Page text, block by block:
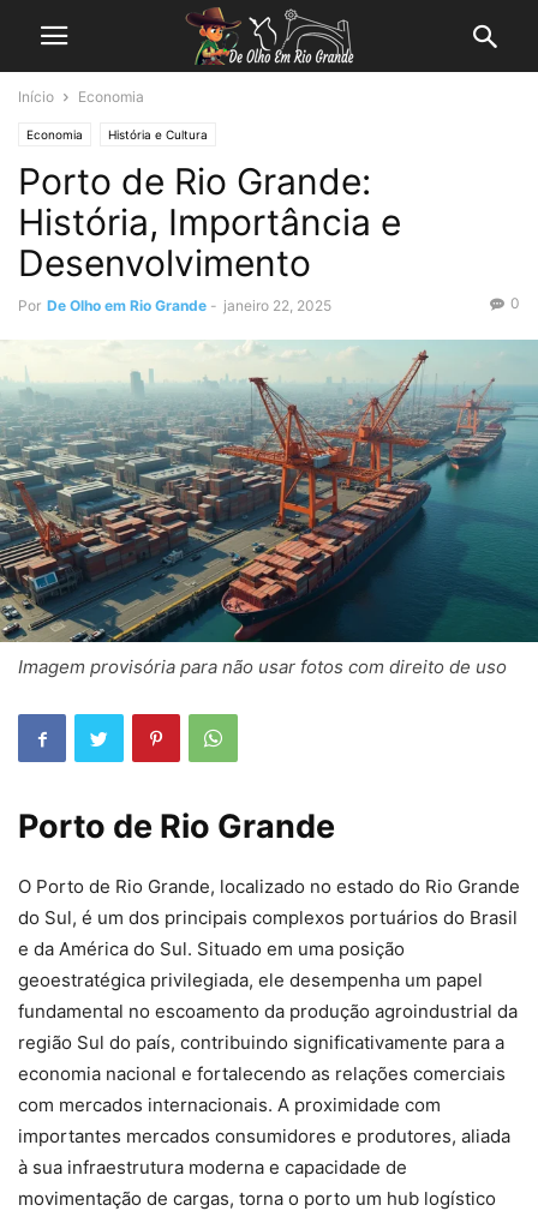
Início Economia
Economia História e Cultura
Porto de Rio Grande:
História, Importância e
Desenvolvimento
Por De Olho em Rio Grande - janeiro 22, 2025 0
Imagem provisória para não usar fotos com direito de uso
Porto de Rio Grande
O Porto de Rio Grande, localizado no estado do Rio Grande
do Sul, é um dos principais complexos portuários do Brasil
e da América do Sul. Situado em uma posição
geoestratégica privilegiada, ele desempenha um papel
fundamental no escoamento da produção agroindustrial da
região Sul do país, contribuindo significativamente para a
economia nacional e fortalecendo as relações comerciais
com mercados internacionais. A proximidade com
importantes mercados consumidores e produtores, aliada
à sua infraestrutura moderna e capacidade de
movimentação de cargas, torna o porto um hub logístico